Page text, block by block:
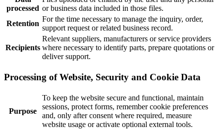
processed or business data included in those files.
Retention
For the time necessary to manage the inquiry, order,
support request or related business record.
Recipients
Relevant suppliers, manufacturers or service providers
where necessary to identify parts, prepare quotations or
deliver support.
Processing of Website, Security and Cookie Data
Purpose
To keep the website secure and functional, maintain
sessions, protect forms, remember cookie preferences
and, only after consent where required, measure
website usage or activate optional external tools.